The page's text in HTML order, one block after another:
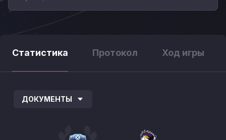
Статистика Протокол Ход игры
ДОКУМЕНТЫ